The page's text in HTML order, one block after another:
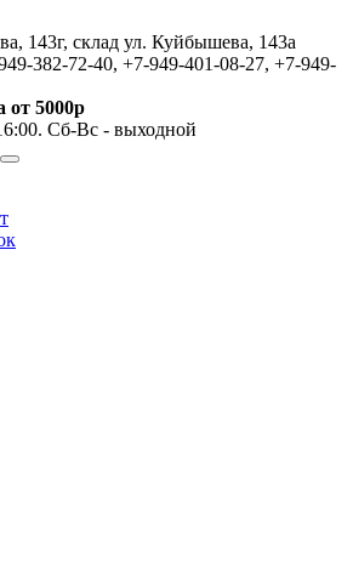
143г, склад ул. Куйбышева, 143а
382-72-40, +7-949-401-08-27, +7-949-
от 5000р
Сб-Вс - выходной